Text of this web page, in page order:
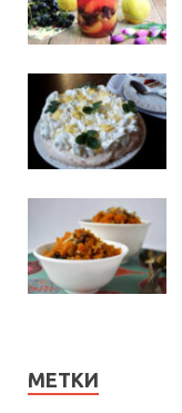
МЕТКИ